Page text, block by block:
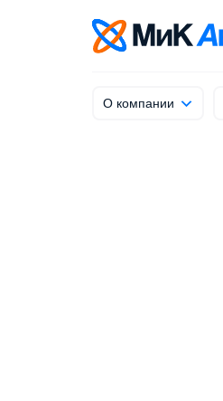
О компании
info@mik-automation.ru
Напишите, нам